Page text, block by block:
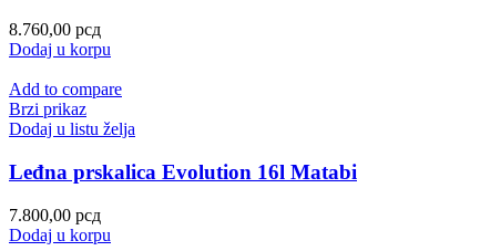
8.760,00 рсд
Dodaj u korpu
Add to compare
Brzi prikaz
Dodaj u listu želja
Leđna prskalica Evolution 16l Matabi
7.800,00 рсд
Dodaj u korpu